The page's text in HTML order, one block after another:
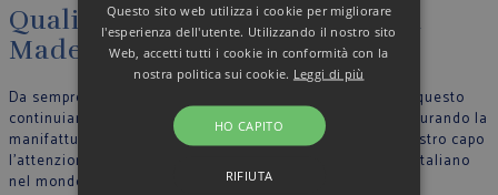
Qualità, artigianalità, eleganza
Made in Italy
Da sempre crediamo nella filosofia del Made in Italy, per questo
continuiamo a produrre nel nostro stabilimento in Italia, curando la
manifattura tutte le fase di lavoro e riportando in ogni nostro capo
l’attenzione per il dettaglio che contraddistingue lo stile Italiano
nel mondo.
Questo sito web utilizza i cookie per migliorare
l'esperienza dell'utente. Utilizzando il nostro sito
Web, accetti tutti i cookie in conformità con la
nostra politica sui cookie. Leggi di più
HO CAPITO
RIFIUTA